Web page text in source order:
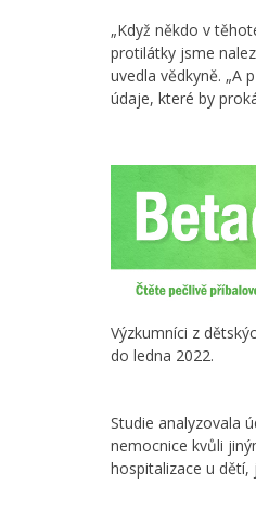
„Když někdo v
protilátky jsme
uvedla vědkyně. „A
údaje, které by
Výzkumníci z
do ledna 2022.
Studie analyzovala
nemocnice kvůli
hospitalizace u